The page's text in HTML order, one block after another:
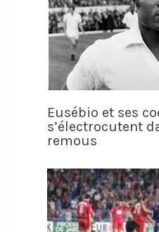
Eusébio et ses
s’électrocutent
remous